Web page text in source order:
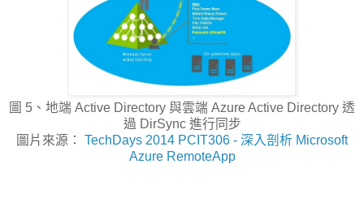
圖 5、地端 Active Directory 與雲端 Azure Active Directory 透
過 DirSync 進行同步
圖片來源： TechDays 2014 PCIT306 - 深入剖析 Microsoft
Azure RemoteApp